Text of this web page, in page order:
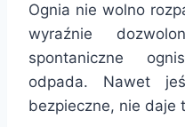
Ognia nie wolno
wyraźnie
spontaniczne
odpada. Nawet
bezpieczne, nie daje